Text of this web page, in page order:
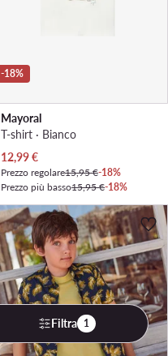
-18%
Mayoral
T-shirt · Bianco
Prezzo attuale
12,99€
Prezzo regolare15,95 €-18%
Prezzo più basso15,95 €-18%
Filtra 1